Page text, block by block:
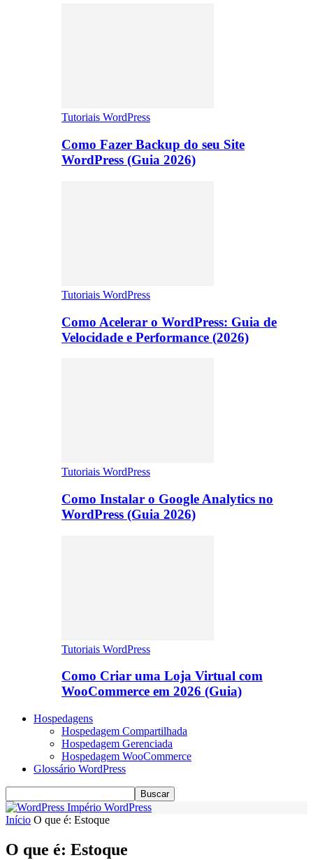
Tutoriais WordPress
Como Fazer Backup do seu Site
WordPress (Guia 2026)
Tutoriais WordPress
Como Acelerar o WordPress: Guia de
Velocidade e Performance (2026)
Tutoriais WordPress
Como Instalar o Google Analytics no
WordPress (Guia 2026)
Tutoriais WordPress
Como Criar uma Loja Virtual com
WooCommerce em 2026 (Guia)
Hospedagens
Hospedagem Compartilhada
Hospedagem Gerenciada
Hospedagem WooCommerce
Glossário WordPress
Império WordPress
Início O que é: Estoque
O que é: Estoque